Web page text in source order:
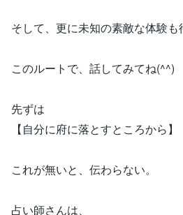
そして、更に未知の素敵な体験も
このルートで、話してみてね(^^)
先ずは
【自分に府に落とすところから】
これが無いと、伝わらない。
占い師さんは、